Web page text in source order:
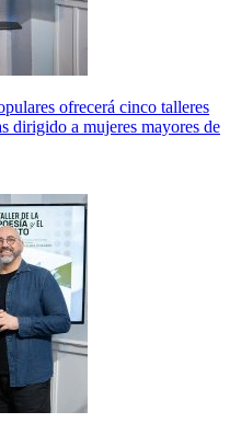
ofrecerá cinco talleres
dirigido a mujeres mayores de